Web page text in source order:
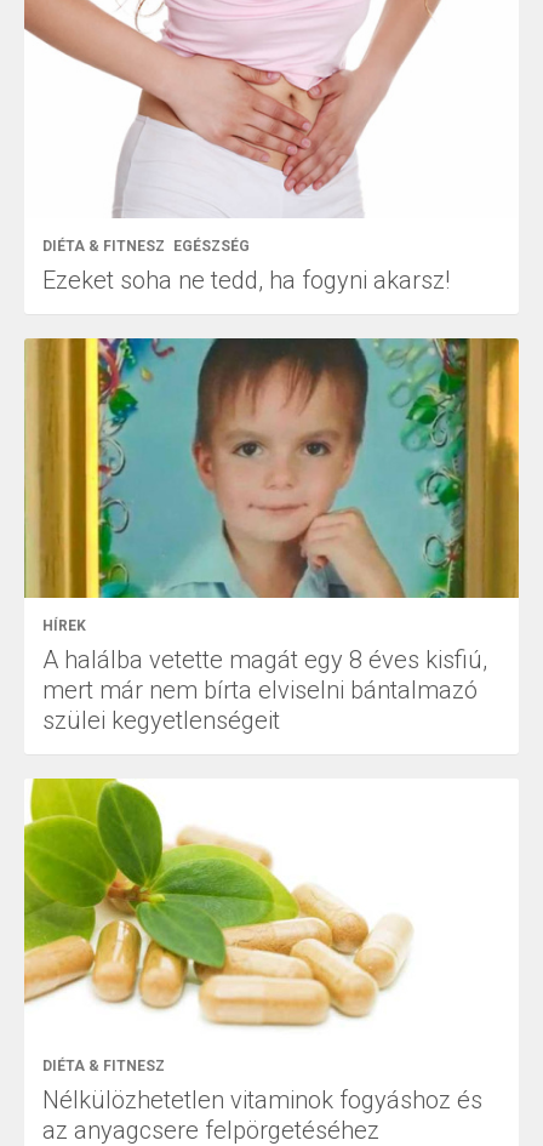
DIÉTA & FITNESZ EGÉSZSÉG
Ezeket soha ne tedd, ha fogyni akarsz!
HÍREK
A halálba vetette magát egy 8 éves kisfiú,
mert már nem bírta elviselni bántalmazó
szülei kegyetlenségeit
DIÉTA & FITNESZ
Nélkülözhetetlen vitaminok fogyáshoz és
az anyagcsere felpörgetéséhez